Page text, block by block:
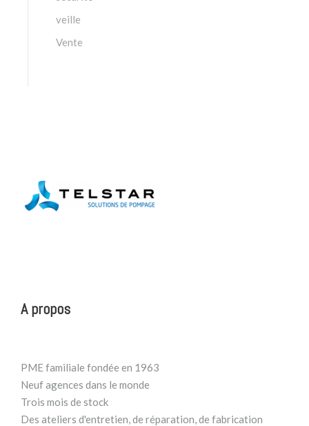
veille
Vente
A propos
PME familiale fondée en 1963
Neuf agences dans le monde
Trois mois de stock
Des ateliers d'entretien, de réparation, de fabrication